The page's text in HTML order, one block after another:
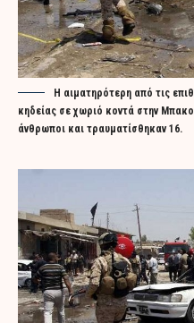
Η αιματηρότερη από τις
κηδείας σε χωριό κοντά στην
άνθρωποι και τραυματίσθηκαν 16.